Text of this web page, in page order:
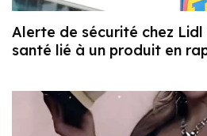
Alerte de sécurité chez Lidl
santé lié à un produit en